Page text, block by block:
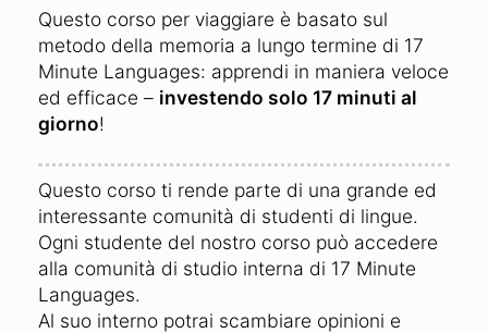
Questo corso per viaggiare è basato sul
metodo della memoria a lungo termine di 17
Minute Languages: apprendi in maniera veloce
ed efficace – investendo solo 17 minuti al
giorno!
Questo corso ti rende parte di una grande ed
interessante comunità di studenti di lingue.
Ogni studente del nostro corso può accedere
alla comunità di studio interna di 17 Minute
Languages.
Al suo interno potrai scambiare opinioni e